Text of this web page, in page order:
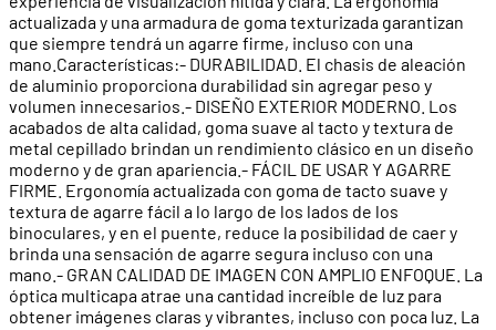
actualizada y una armadura de goma texturizada garantizan
que siempre tendrá un agarre firme, incluso con una
mano.Características:- DURABILIDAD. El chasis de aleación
de aluminio proporciona durabilidad sin agregar peso y
volumen innecesarios.- DISEÑO EXTERIOR MODERNO. Los
acabados de alta calidad, goma suave al tacto y textura de
metal cepillado brindan un rendimiento clásico en un diseño
moderno y de gran apariencia.- FÁCIL DE USAR Y AGARRE
FIRME. Ergonomía actualizada con goma de tacto suave y
textura de agarre fácil a lo largo de los lados de los
binoculares, y en el puente, reduce la posibilidad de caer y
brinda una sensación de agarre segura incluso con una
mano.- GRAN CALIDAD DE IMAGEN CON AMPLIO ENFOQUE. La
óptica multicapa atrae una cantidad increíble de luz para
obtener imágenes claras y vibrantes, incluso con poca luz. La